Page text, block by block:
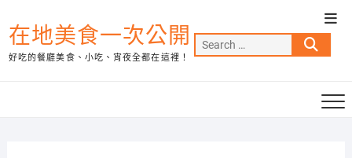
to
content
在地美食一次公開
好吃的餐廳美食、小吃、宵夜全都在這裡！
Search
…